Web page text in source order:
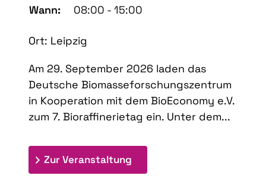
Wann:
08:00 - 15:00
Ort: Leipzig
Am 29. September 2026 laden das
Deutsche Biomasseforschungszentrum
in Kooperation mit dem BioEconomy e.V.
zum 7. Bioraffinerietag ein. Unter dem...
Zur Veranstaltung